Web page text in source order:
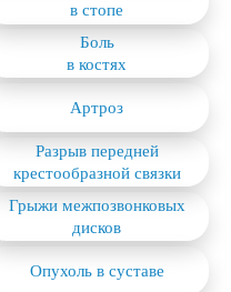
в стопе
Боль
в костях
Артроз
Разрыв передней
крестообразной связки
Грыжи межпозвонковых
дисков
Опухоль в суставе